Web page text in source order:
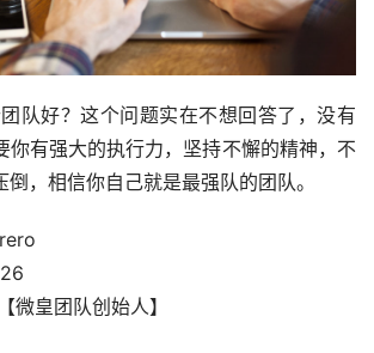
你有强大的执行力，坚持不懈的精神，不
倒，相信你自己就是最强队的团队。
微皇团队创始人】